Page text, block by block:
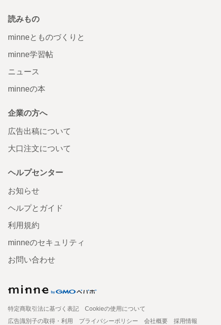
読みもの
minneとものづくりと
minne学習帖
ニュース
minneの本
企業の方へ
広告出稿について
大口注文について
ヘルプセンター
お知らせ
ヘルプとガイド
利用規約
minneのセキュリティ
お問い合わせ
特定商取引法に基づく表記
Cookieの使用について
広告識別子の取得・利用
プライバシーポリシー 会社概要
採用情報